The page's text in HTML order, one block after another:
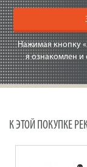
Нажимая кнопку
я ознакомлен и
К ЭТОЙ ПОКУПКЕ